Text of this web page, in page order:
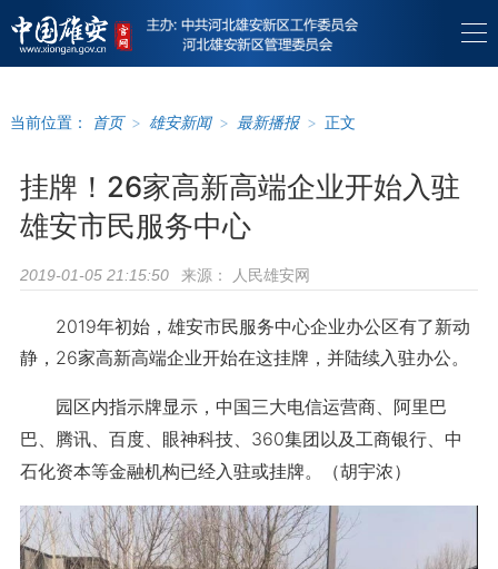
当前位置： 首页 > 雄安新闻 > 最新播报 > 正文
挂牌！26家高新高端企业开始入驻
雄安市民服务中心
2019-01-05 21:15:50 来源： 人民雄安网
2019年初始，雄安市民服务中心企业办公区有了新动
静，26家高新高端企业开始在这挂牌，并陆续入驻办公。
园区内指示牌显示，中国三大电信运营商、阿里巴
巴、腾讯、百度、眼神科技、360集团以及工商银行、中
石化资本等金融机构已经入驻或挂牌。（胡宇浓）